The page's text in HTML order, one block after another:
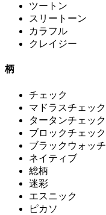
ツートン
スリートーン
カラフル
クレイジー
柄
チェック
マドラスチェック
タータンチェック
ブロックチェック
ブラックウォッチ
ネイティブ
総柄
迷彩
エスニック
ピカソ